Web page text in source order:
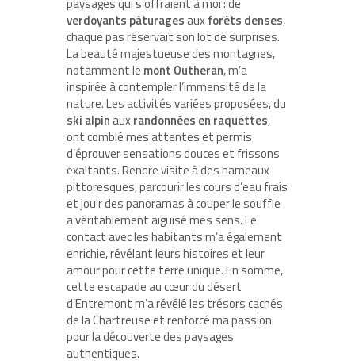
paysages qui s’offraient à moi : de
verdoyants pâturages auxforêts denses,
chaque pas réservait son lot de surprises.
La beauté majestueuse des montagnes,
notamment le mont Outheran, m’a
inspirée à contempler l’immensité de la
nature. Les activités variées proposées, du
ski alpin auxrandonnées en raquettes,
ont comblé mes attentes et permis
d’éprouver sensations douces et frissons
exaltants. Rendre visite à des hameaux
pittoresques, parcourir les cours d’eau frais
et jouir des panoramas à couper le souffle
a véritablement aiguisé mes sens. Le
contact avec les habitants m’a également
enrichie, révélant leurs histoires et leur
amour pour cette terre unique. En somme,
cette escapade au cœur du désert
d’Entremont m’a révélé les trésors cachés
de la Chartreuse et renforcé ma passion
pour la découverte des paysages
authentiques.